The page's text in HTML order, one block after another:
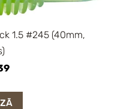
1.5 #245 (40mm,